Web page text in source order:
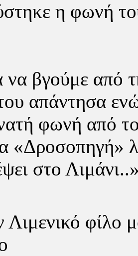
η φωνή
βγούμε από
απάντησα
φωνή από
«Δροσοπηγή»
στο
φίλο